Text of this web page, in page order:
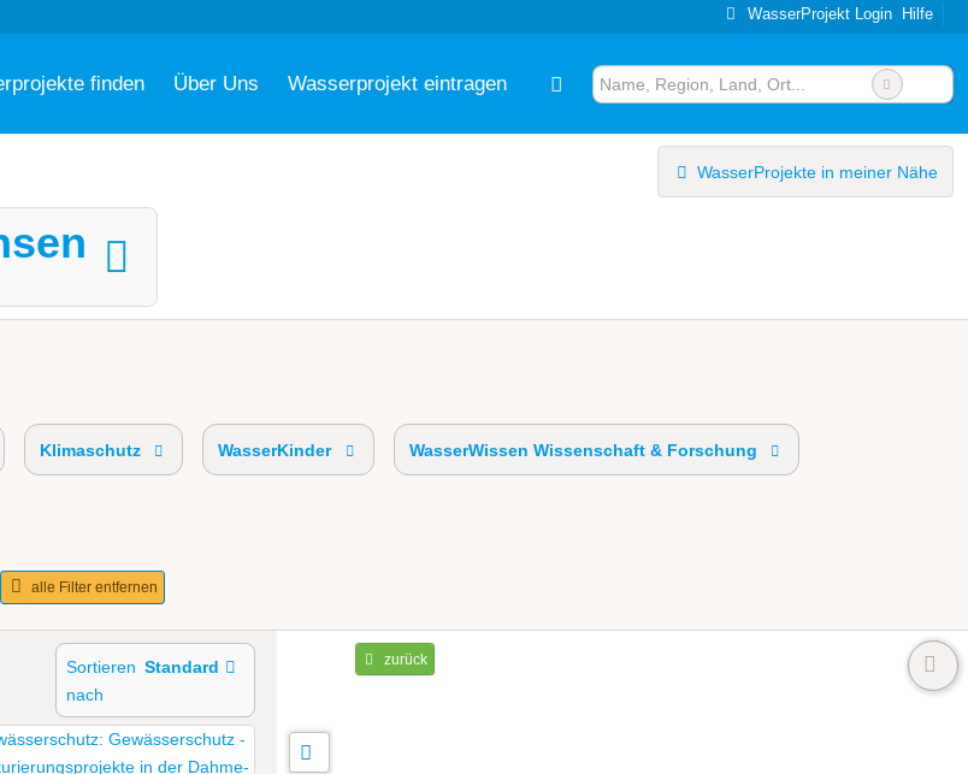
WasserProjekt Login Hilfe
finden Über Uns Wasserprojekt eintragen
WasserProjekte in meiner Nähe
Klimaschutz WasserKinder WasserWissen Wissenschaft & Forschung
alle Filter entfernen
Sortieren
nach
Standard zurück